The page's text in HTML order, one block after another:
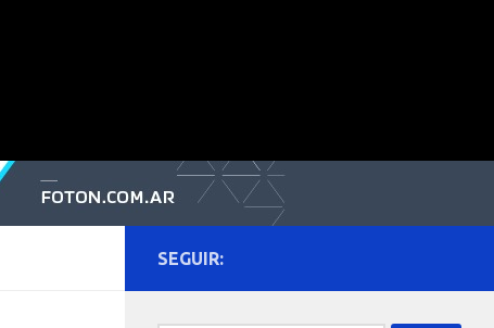
SEGUIR: